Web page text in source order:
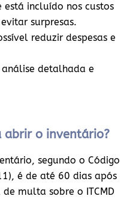
incluído nos custos
surpresas.
reduzir despesas e
detalhada e
abrir o inventário?
segundo o Código
é de até 60 dias após
multa sobre o ITCMD